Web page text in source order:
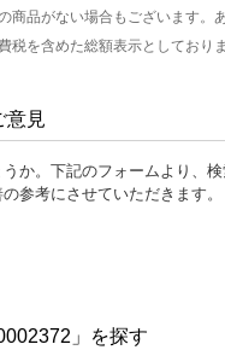
品がない場合もございます。
を含めた総額表示としており
意見
か。下記のフォームより、
参考にさせていただきます。
」を探す